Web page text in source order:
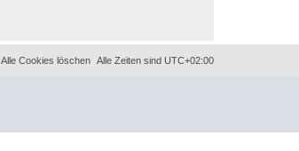
Alle Zeiten sind UTC+02:00
Alle Cookies löschen